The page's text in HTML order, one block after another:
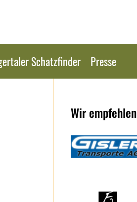
Schatzfinder Presse
Wir empfehlen